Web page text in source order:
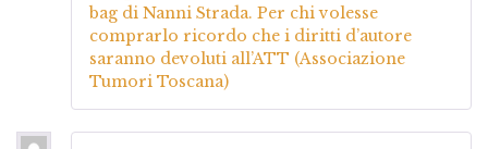
bag di Nanni Strada. Per chi volesse
comprarlo ricordo che i diritti d’autore
saranno devoluti all’ATT (Associazione
Tumori Toscana)